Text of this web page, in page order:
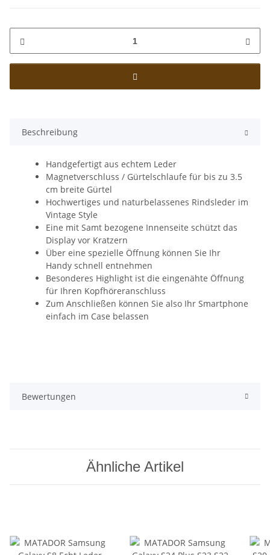
Beschreibung
Handgefertigt aus echtem Leder
Magnetverschluss / Gürtelschlaufe für bis zu 3.5
cm breite Gürtel
Hochwertiges und naturbelassenes Rindsleder im
Vintage Style
Eine mit Samt bezogene Innenseite schützt das
Display vor Kratzern
Über eine spezielle Öffnung können Sie Ihr
Handy schnell entnehmen
Besonderes Highlight ist die eingenähte Öffnung
für Ihren Kopfhöreranschluss
Zum Anschließen können Sie also Ihr Smartphone
einfach im Case belassen
Bewertungen
Ähnliche Artikel